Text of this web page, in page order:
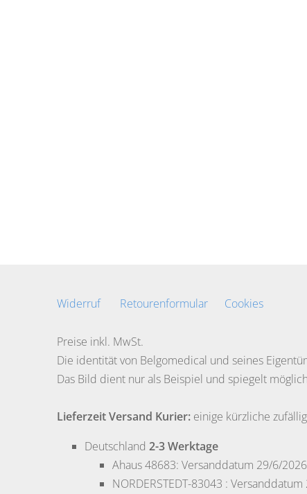
Widerruf Retourenformular Cookies
Preise inkl. MwSt.
Die identität von Belgomedical und seines
Das Bild dient nur als Beispiel und spiegelt
Lieferzeit Versand Kurier: einige kürzliche
Deutschland 2-3 Werktage
Ahaus48683: Versanddatum 29/6/
NORDERSTEDT-83043 :